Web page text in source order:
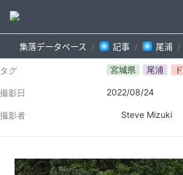
集落データベース / 記事 / 尾浦 /
タグ 宮城県 尾浦
撮影日 2022/08/24
撮影者 Steve Mizuki